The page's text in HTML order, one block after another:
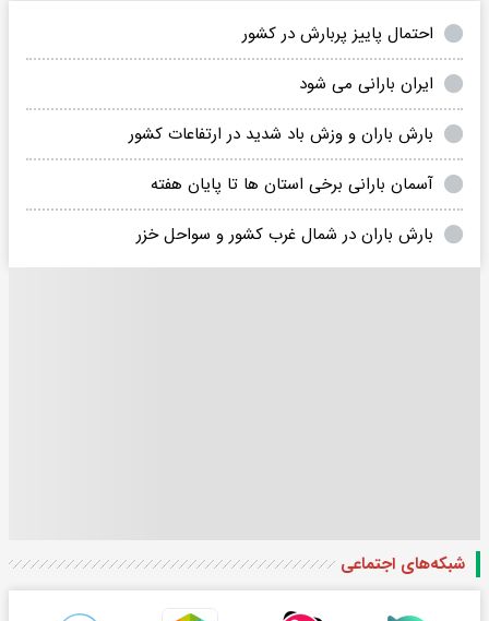
احتمال پاییز پربارش در کشور
ایران بارانی می شود
بارش باران و وزش باد شدید در ارتفاعات کشور
آسمان بارانی برخی استان ها تا پایان هفته
بارش باران در شمال غرب کشور و سواحل خزر
شبکه‌های اجتماعی